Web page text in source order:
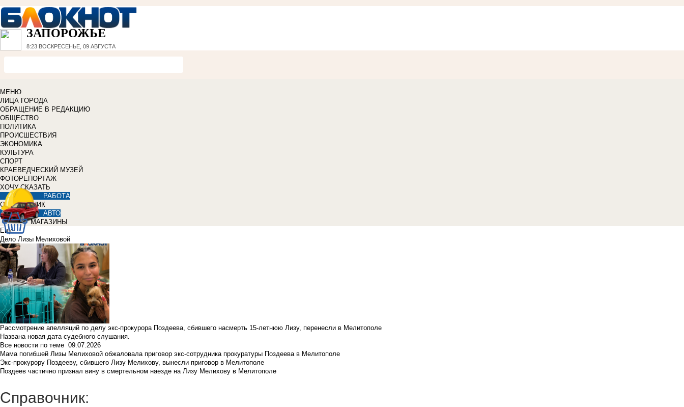
ЗАПОРОЖЬЕ
8:23 ВОСКРЕСЕНЬЕ, 09 АВГУСТА
МЕНЮ
ЛИЦА ГОРОДА
ОБРАЩЕНИЕ В РЕДАКЦИЮ
ОБЩЕСТВО
ПОЛИТИКА
ПРОИСШЕСТВИЯ
ЭКОНОМИКА
КУЛЬТУРА
СПОРТ
КРАЕВЕДЧЕСКИЙ МУЗЕЙ
ФОТОРЕПОРТАЖ
ХОЧУ СКАЗАТЬ
РАБОТА
СПРАВОЧНИК
АВТО
МАГАЗИНЫ
Еще
Дело Лизы Мелиховой
Рассмотрение апелляций по делу экс-прокурора Поздеева, сбившего насмерть 15-летнюю Лизу, перенесли в Мелитополе
Названа новая дата судебного слушания.
Все новости по теме 09.07.2026
Мама погибшей Лизы Мелиховой обжаловала приговор экс-сотрудника прокуратуры Поздеева в Мелитополе
Экс-прокурору Поздееву, сбившего Лизу Мелихову, вынесли приговор в Мелитополе
Поздеев частично признал вину в смертельном наезде на Лизу Мелихову в Мелитополе
Справочник: